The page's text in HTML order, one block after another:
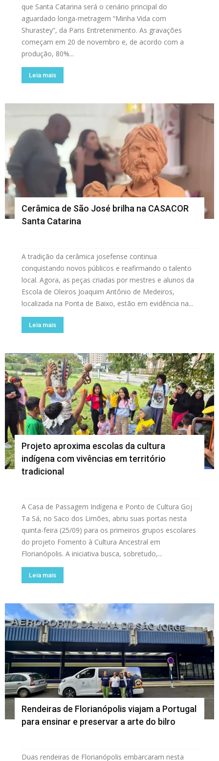
que Santa Catarina será o cenário principal do
aguardado longa-metragem “Minha Vida com
Shurastey”, da Paris Entretenimento. As gravações
começam em 20 de novembro e, de acordo com a
produção, 80%...
Leia mais
Cerâmica de São José brilha na CASACOR
Santa Catarina
A tradição da cerâmica josefense continua
conquistando novos públicos e reafirmando o talento
local. Agora, as peças criadas por mestres e alunos da
Escola de Oleiros Joaquim Antônio de Medeiros,
localizada na Ponta de Baixo, estão em evidência na...
Leia mais
Projeto aproxima escolas da cultura
indígena com vivências em território
tradicional
A Casa de Passagem Indígena e Ponto de Cultura Goj
Ta Sá, no Saco dos Limões, abriu suas portas nesta
quinta-feira (25/09) para os primeiros grupos escolares
do projeto Fomento à Cultura Ancestral em
Florianópolis. A iniciativa busca, sobretudo,...
Leia mais
Rendeiras de Florianópolis viajam a Portugal
para ensinar e preservar a arte do bilro
Duas rendeiras de Florianópolis embarcaram nesta